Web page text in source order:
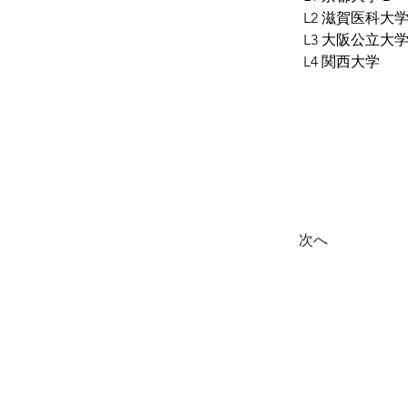
L2 滋賀医科大学
L3 大阪公立大
L4 関西大学
次へ